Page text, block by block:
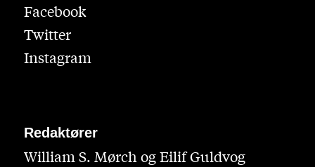
Facebook
Twitter
Instagram
Redaktører
William S. Mørch og Eilif Guldvog